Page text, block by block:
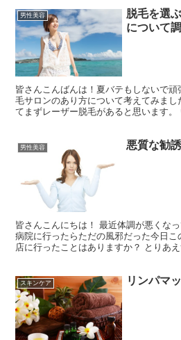
男性美容
脱毛を選
について
皆さんこんばんは！夏バテもしないで
毛サロンのあり方について考えてみま
てまずレーザー脱毛があると思います
男性美容 悪質な勧
皆さんこんにちは！ 最近体調が悪くな
病院に行ったらただの風邪だった今日
店に行ったことはありますか？ とりあ
スキンケア リンパマ